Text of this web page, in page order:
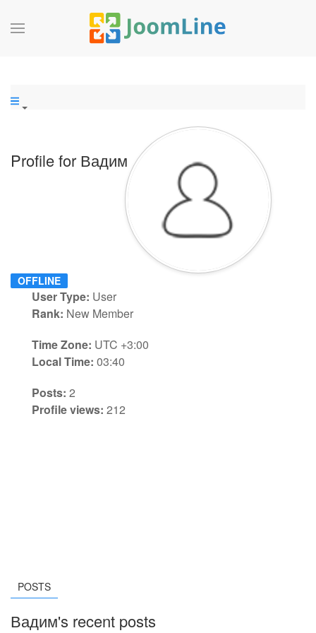
Profile for Вадим
OFFLINE
User Type: User
Rank: New Member
Time Zone: UTC +3:00
Local Time: 03:40
Posts: 2
Profile views: 212
POSTS
Вадим's recent posts